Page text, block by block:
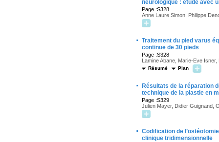
neurologique : étude avec
Page :S328
Anne Laure Simon, Philippe
· Traitement du pied varus
continue de 30 pieds
Page :S328
Lamine Abane, Marie-Eve
Résumé Plan
·
Résultats de la réparation
technique de la plastie en
Page :S329
Julien Mayer, Didier Guignand,
· Codification de
clinique tridimensionnelle